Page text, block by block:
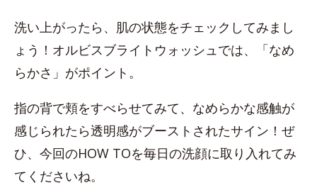
洗い上がったら、肌の状態をチェックしてみまし
ょう！オルビスブライトウォッシュでは、「なめ
らかさ」がポイント。
指の背で頬をすべらせてみて、なめらかな感触が
感じられたら透明感がブーストされたサイン！ぜ
ひ、今回のHOW TOを毎日の洗顔に取り入れてみ
てくださいね。